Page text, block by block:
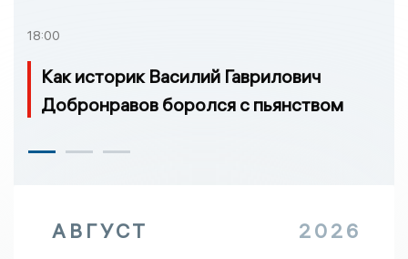
18:00
Как историк Василий Гаврилович
Добронравов боролся с пьянством
АВГУСТ 2026